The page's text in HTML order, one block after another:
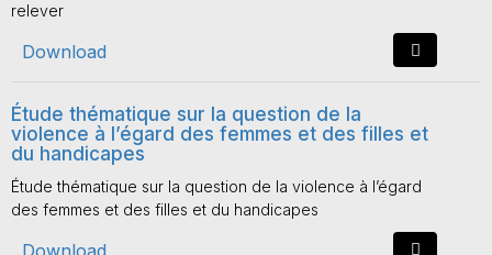
relever
Download
Étude thématique sur la question de la
violence à l’égard des femmes et des filles et
du handicapes
Étude thématique sur la question de la violence à l’égard
des femmes et des filles et du handicapes
Download